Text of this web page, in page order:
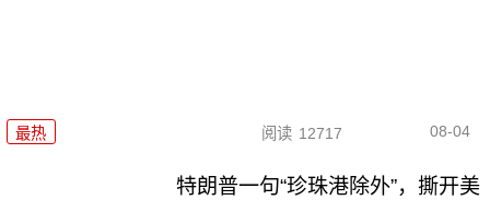
最热 阅读 12717 08-04
特朗普一句“珍珠港除外”，撕开美